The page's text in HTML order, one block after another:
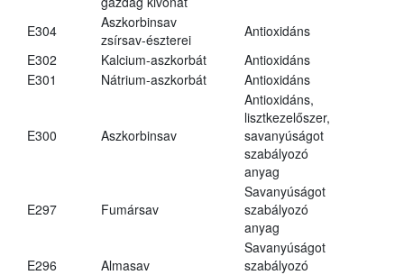
E304
Aszkorbinsav
zsírsav-észterei
Antioxidáns
E302
Kalcium-aszkorbát
Antioxidáns
E301
Nátrium-aszkorbát Antioxidáns
E300 Aszkorbinsav
Antioxidáns,
lisztkezelőszer,
savanyúságot
szabályozó
anyag
E297 Fumársav
Savanyúságot
szabályozó
anyag
E296 Almasav
Savanyúságot
szabályozó